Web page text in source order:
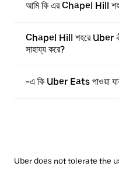
আমি কি এর Chapel Hill
Chapel Hill শহরে Uber
সাহায্য করে?
-এ কি Uber Eats পাওয়া
Uber does not tolerate the